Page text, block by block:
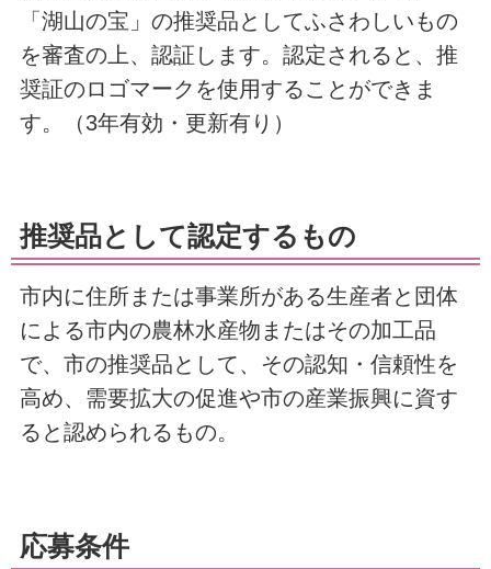
「湖山の宝」の推奨品としてふさわしいもの
を審査の上、認証します。認定されると、推
奨証のロゴマークを使用することができま
す。（3年有効・更新有り）
推奨品として認定するもの
市内に住所または事業所がある生産者と団体
による市内の農林水産物またはその加工品
で、市の推奨品として、その認知・信頼性を
高め、需要拡大の促進や市の産業振興に資す
ると認められるもの。
応募条件